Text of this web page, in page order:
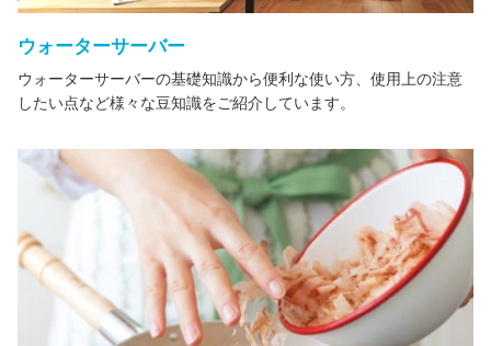
ウォーターサーバー
ウォーターサーバーの基礎知識から便利な使い方、使用上の注意
したい点など様々な豆知識をご紹介しています。